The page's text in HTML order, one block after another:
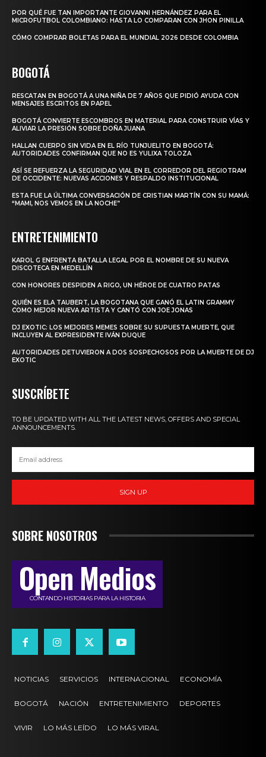
POR QUÉ FUE TAN IMPORTANTE GIOVANNI HERNÁNDEZ PARA EL
MICROFUTBOL COLOMBIANO: HASTA LO COMPARAN CON JHON PINILLA
CÓMO COMPRAR BOLETAS PARA EL MUNDIAL 2026 DESDE COLOMBIA
BOGOTÁ
RESCATAN EN BOGOTÁ A UNA NIÑA DE 7 AÑOS QUE PIDIÓ AYUDA CON
MENSAJES ESCRITOS EN PAPEL
BOGOTÁ CONVIERTE ESCOMBROS EN MATERIAL PARA CONSTRUIR VÍAS Y
ALIVIAR LA PRESIÓN SOBRE DOÑA JUANA
HALLAN CUERPO SIN VIDA EN EL RÍO TUNJUELITO EN BOGOTÁ:
AUTORIDADES CONFIRMAN QUE NO ES YULIXA TOLOZA
ASÍ SE REFUERZA LA SEGURIDAD VIAL EN EL CORREDOR DEL REGIOTRAM
DE OCCIDENTE: NUEVAS ACCIONES Y RESPALDO INSTITUCIONAL
ESTA FUE LA ÚLTIMA CONVERSACIÓN DE CRISTIAN MARTÍN CON SU MAMÁ:
“MAMI, NOS VEMOS EN LA NOCHE”
ENTRETENIMIENTO
KAROL G ENFRENTA BATALLA LEGAL POR EL NOMBRE DE SU NUEVA
DISCOTECA EN MEDELLÍN
CON HONORES DESPIDEN A RIGO, UN HÉROE DE CUATRO PATAS
QUIÉN ES ELA TAUBERT, LA BOGOTANA QUE GANÓ EL LATIN GRAMMY
COMO MEJOR NUEVA ARTISTA Y CANTÓ CON JOE JONAS
DJ EXOTIC: LOS MEJORES MEMES SOBRE SU SUPUESTA MUERTE, QUE
INCLUYEN AL EXPRESIDENTE IVÁN DUQUE
AUTORIDADES DETUVIERON A DOS SOSPECHOSOS POR LA MUERTE DE DJ
EXOTIC
SUSCRÍBETE
TO BE UPDATED WITH ALL THE LATEST NEWS, OFFERS AND SPECIAL
ANNOUNCEMENTS.
SIGN UP
SOBRE NOSOTROS
Open Medios
CONTANDO HISTORIAS PARA LA HISTORIA
NOTICIAS SERVICIOS INTERNACIONAL ECONOMÍA
BOGOTÁ NACIÓN ENTRETENIMIENTO DEPORTES
VIVIR LO MÁS LEÍDO LO MÁS VIRAL